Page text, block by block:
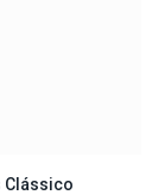
Clássico